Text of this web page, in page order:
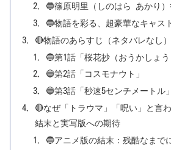
🔵篠原明里（しのはら あかり
🔵物語を彩る、超豪華なキャス
🔴物語のあらすじ（ネタバレなし）
🔵第1話「桜花抄（おうかしょう
🔵第2話「コスモナウト」
🔵第3話「秒速5センチメートル」
🔴なぜ「トラウマ」「呪い」と言
結末と実写版への期待
🔵アニメ版の結末：残酷なまで